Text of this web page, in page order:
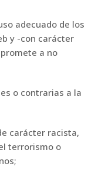
adecuado de los
y -con carácter
a no
o contrarias a la
carácter racista,
terrorismo o